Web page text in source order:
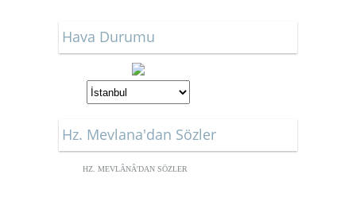
Hava Durumu
Hz. Mevlana'dan Sözler
HZ. MEVLÂNÂ'DAN SÖZLER